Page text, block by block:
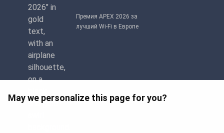
May we personalize this page for you?
Премия APEX 2026 за
лучший Wi-Fi в Европе